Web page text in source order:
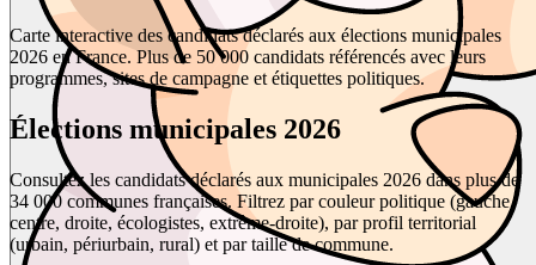
Carte interactive des candidats déclarés aux élections municipales
2026 en France. Plus de 50 000 candidats référencés avec leurs
programmes, sites de campagne et étiquettes politiques.
Élections municipales 2026
Consultez les candidats déclarés aux municipales 2026 dans plus de
34 000 communes françaises. Filtrez par couleur politique (gauche,
centre, droite, écologistes, extrême-droite), par profil territorial
(urbain, périurbain, rural) et par taille de commune.